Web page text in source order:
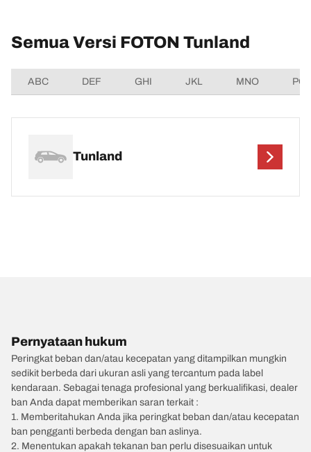
Semua Versi FOTON Tunland
ABC DEF GHI JKL MNO
Tunland
Pernyataan hukum
Peringkat beban dan/atau kecepatan yang ditampilkan mungkin
sedikit berbeda dari ukuran asli yang tercantum pada label
kendaraan. Sebagai tenaga profesional yang berkualifikasi, dealer
ban Anda dapat memberikan saran terkait :
1. Memberitahukan Anda jika peringkat beban dan/atau kecepatan
ban pengganti berbeda dengan ban aslinya.
2. Menentukan apakah tekanan ban perlu disesuaikan untuk